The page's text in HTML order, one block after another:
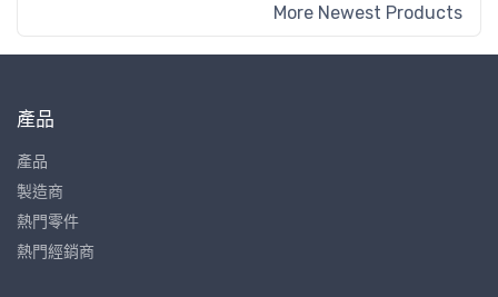
More Newest Products
產品
產品
製造商
熱門零件
熱門經銷商